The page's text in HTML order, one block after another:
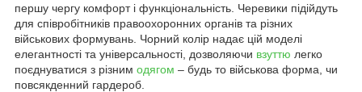
першу чергу комфорт і функціональність. Черевики підійдуть
для співробітників правоохоронних органів та різних
військових формувань. Чорний колір надає цій моделі
елегантності та універсальності, дозволяючи взуттю легко
поєднуватися з різним одягом – будь то військова форма, чи
повсякденний гардероб.